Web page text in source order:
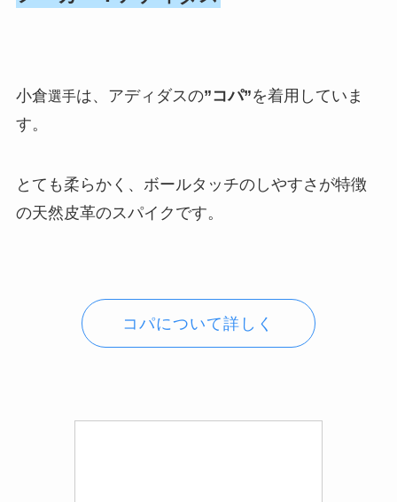
小倉選手は、アディダスの”コパ”を着用していま
す。
とても柔らかく、ボールタッチのしやすさが特徴
の天然皮革のスパイクです。
コパについて詳しく